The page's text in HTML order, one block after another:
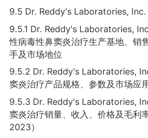
9.5 Dr. Reddy's Laboratories, Inc.
9.5.1 Dr. Reddy's Laboratories,
性病毒性鼻窦炎治疗生产基地、销
手及市场地位
9.5.2 Dr. Reddy's Laboratories,
窦炎治疗产品规格、参数及市场应
9.5.3 Dr. Reddy's Laboratories,
窦炎治疗销量、收入、价格及毛利
2023）